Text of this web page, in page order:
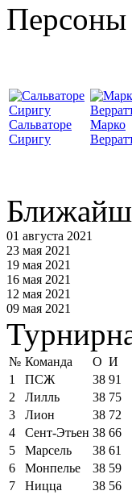
Сальваторе
Сиригу
Марко
01 августа 2021
23 мая 2021
19 мая 2021
16 мая 2021
12 мая 2021
09 мая 2021
№ Команда О И
1
ПСЖ 38 91
2
Лилль 38 75
3
Лион 38 72
4
Сент-Этьен 38 66
5
Марсель 38 61
6
Монпелье 38 59
7
Ницца 38 56